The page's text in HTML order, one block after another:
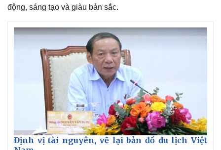
Vụ án
Tin nóng
Quân sự - Quốc phòng
Vũ khí
Việt Nam
động, sáng tạo và giàu bản sắc.
Định vị tài nguyên, vẽ lại bản đồ du lịch Việt